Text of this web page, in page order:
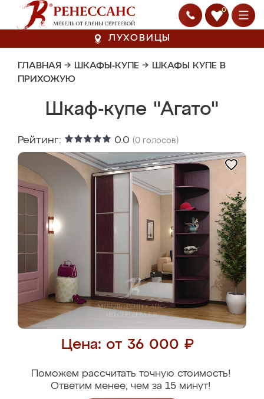
0
ЛУХОВИЦЫ
ГЛАВНАЯ → ШКАФЫ-КУПЕ → ШКАФЫ КУПЕ В
ПРИХОЖУЮ
Шкаф-купе "Агато"
Рейтинг: 0.0 (0 голосов)
Цена: от 36 000 ₽
Поможем рассчитать точную стоимость!
Ответим менее, чем за 15 минут!